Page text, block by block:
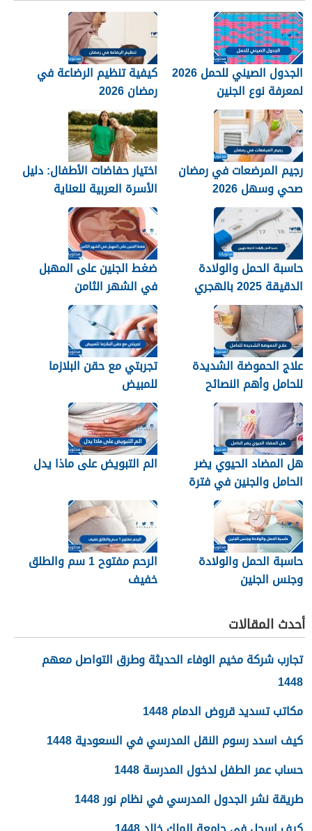
الجدول الصيني للحمل 2026
لمعرفة نوع الجنين
كيفية تنظيم الرضاعة في
رمضان 2026
رجيم المرضعات في رمضان
صحي وسهل 2026
اختيار حفاضات الأطفال: دليل
الأسرة العربية للعناية
والراحة
حاسبة الحمل والولادة
الدقيقة 2025 بالهجري
ضغط الجنين على المهبل
في الشهر الثامن
علاج الحموضة الشديدة
للحامل وأهم النصائح
للسيطرة على حموضة
المعدة
تجربتي مع حقن البلازما
للمبيض
هل المضاد الحيوي يضر
الحامل والجنين في فترة
الحمل
الم التبويض على ماذا يدل
حاسبة الحمل والولادة
وجنس الجنين
الرحم مفتوح 1 سم والطلق
خفيف
أحدث المقالات
تجارب شركة مخيم الوفاء الحديثة وطرق التواصل معهم
1448
مكاتب تسديد قروض الدمام 1448
كيف اسدد رسوم النقل المدرسي في السعودية 1448
حساب عمر الطفل لدخول المدرسة 1448
طريقة نشر الجدول المدرسي في نظام نور 1448